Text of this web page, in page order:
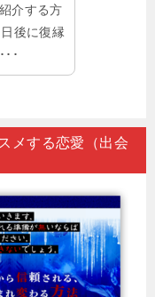
介する方
後に復縁
･･
メする恋愛（出会